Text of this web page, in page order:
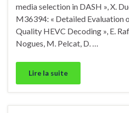
media selection in DASH », X.
M36394: « Detailed Evaluation
Quality HEVC Decoding », E.
Nogues, M. Pelcat, D. …
Lire la suite